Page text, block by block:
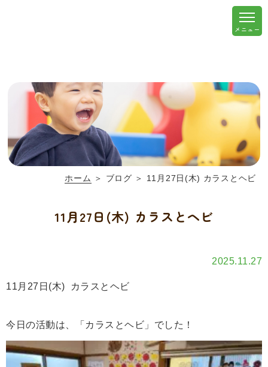
ホーム ＞ ブログ ＞ 11月27日(木) カラスとヘビ
11月27日(木) カラスとヘビ
2025.11.27
11月27日(木) カラスとヘビ
今日の活動は、「カラスとヘビ」でした！